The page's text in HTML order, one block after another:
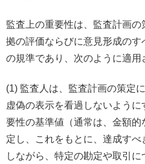
監査上の重要性は、監査計画
拠の評価ならびに意見形成の
の規準であり、次のように適用
(1) 監査人は、監査計画の策定
虚偽の表示を看過しないよう
要性の基準値（通常は、金額
定し、これをもとに、達成す
しながら、特定の勘定や取引